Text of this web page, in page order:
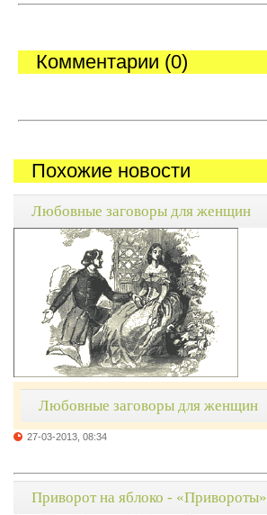
Комментарии (0)
Похожие новости
Любовные заговоры для женщин
Любовные заговоры для женщин
27-03-2013, 08:34
Приворот на яблоко - «Привороты»